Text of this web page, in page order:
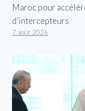
Maroc pour
d’intercepteurs
7 août 2026